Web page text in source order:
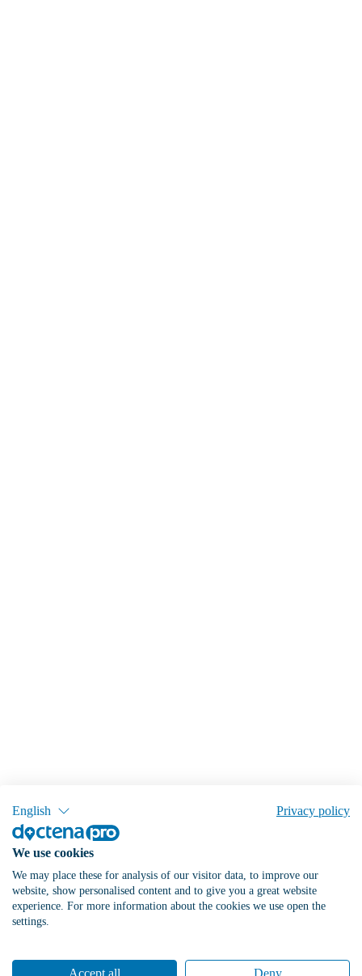
English Privacy policy
We use cookies
We may place these for analysis of our visitor data, to improve our
website, show personalised content and to give you a great website
experience. For more information about the cookies we use open the
settings.
Accept all Deny